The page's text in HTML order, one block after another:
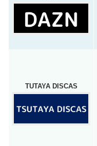
TUTAYA DISCAS